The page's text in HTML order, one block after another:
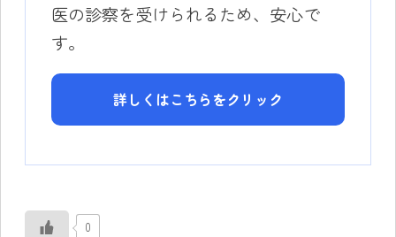
医の診察を受けられるため、安心で
す。
詳しくはこちらをクリック
0